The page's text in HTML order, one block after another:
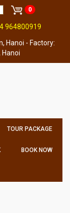
0
964800919
Hanoi - Factory:
Hanoi
TOUR PACKAGE
BOOK NOW